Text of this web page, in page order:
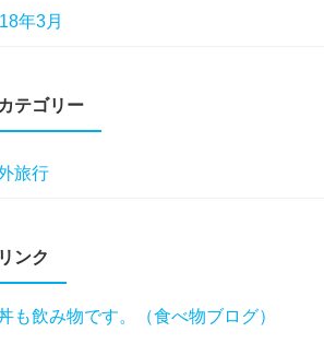
年3月
カテゴリー
旅行
リンク
も飲み物です。（食べ物ブログ）